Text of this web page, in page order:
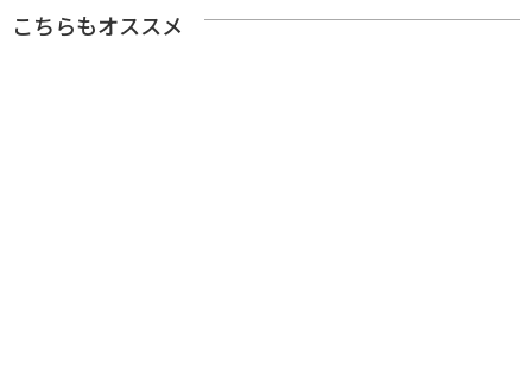
こちらもオススメ